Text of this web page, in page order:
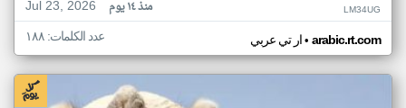
Jul 23, 2026
منذ ١٤ يوم LM34UG
ار تي عربي• arabic.rt.com عدد الكلمات: ١٨٨